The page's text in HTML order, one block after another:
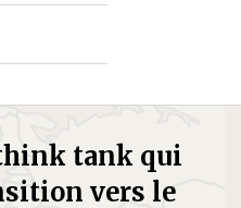
tank qui
vers le